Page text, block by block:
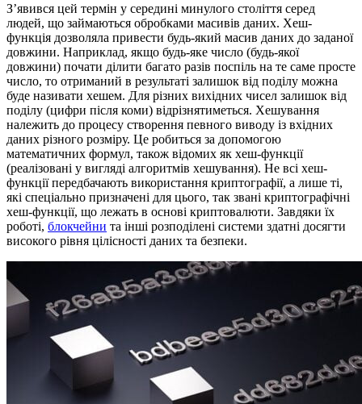
З’явився цей термін у середині минулого століття серед
людей, що займаються обробками масивів даних. Хеш-
функція дозволяла привести будь-який масив даних до заданої
довжини. Наприклад, якщо будь-яке число (будь-якої
довжини) почати ділити багато разів поспіль на те саме просте
число, то отриманий в результаті залишок від поділу можна
буде називати хешем. Для різних вихідних чисел залишок від
поділу (цифри після коми) відрізнятиметься. Хешування
належить до процесу створення певного виводу із вхідних
даних різного розміру. Це робиться за допомогою
математичних формул, також відомих як хеш-функції
(реалізовані у вигляді алгоритмів хешування). Не всі хеш-
функції передбачають використання криптографії, а лише ті,
які спеціально призначені для цього, так звані криптографічні
хеш-функції, що лежать в основі криптовалюти. Завдяки їх
роботі, блокчейни та інші розподілені системи здатні досягти
високого рівня цілісності даних та безпеки.